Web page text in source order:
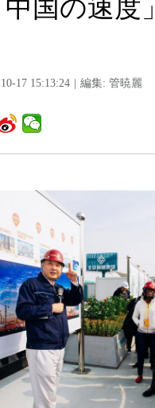
国の速度
17 15:13:24 編集: 管暁麗